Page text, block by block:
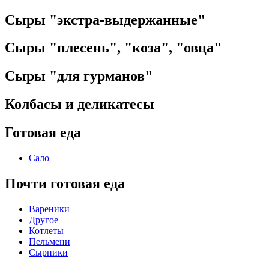
Сыры "экстра-выдержанные"
Сыры "плесень", "коза", "овца"
Сыры "для гурманов"
Колбасы и деликатесы
Готовая еда
Сало
Почти готовая еда
Вареники
Другое
Котлеты
Пельмени
Сырники